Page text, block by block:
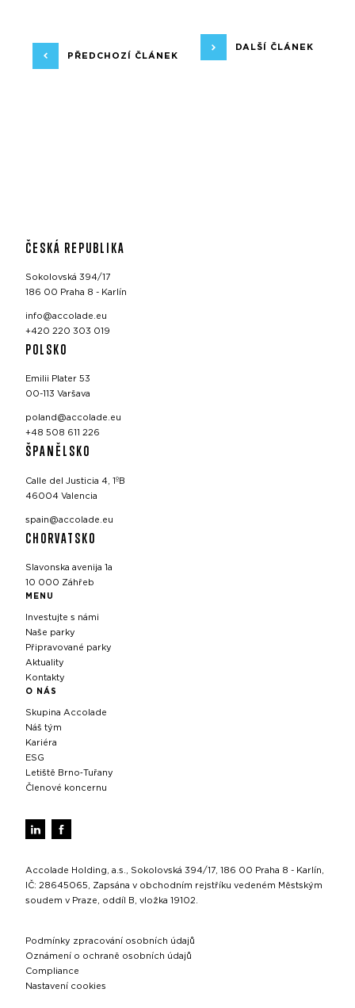
PŘEDCHOZÍ ČLÁNEK
DALŠÍ ČLÁNEK
ČESKÁ REPUBLIKA
Sokolovská 394/17
186 00 Praha 8 - Karlín
info@accolade.eu
+420 220 303 019
POLSKO
Emilii Plater 53
00-113 Varšava
poland@accolade.eu
+48 508 611 226
ŠPANĚLSKO
Calle del Justicia 4, 1ºB
46004 Valencia
spain@accolade.eu
CHORVATSKO
Slavonska avenija 1a
10 000 Záhřeb
MENU
Investujte s námi
Naše parky
Připravované parky
Aktuality
Kontakty
O NÁS
Skupina Accolade
Náš tým
Kariéra
ESG
Letiště Brno‑Tuřany
Členové koncernu
Accolade Holding, a.s., Sokolovská 394/17, 186 00 Praha 8 - Karlín,
IČ: 28645065, Zapsána v obchodním rejstříku vedeném Městským
soudem v Praze, oddíl B, vložka 19102.
Podmínky zpracování osobních údajů
Oznámení o ochraně osobních údajů
Compliance
Nastavení cookies